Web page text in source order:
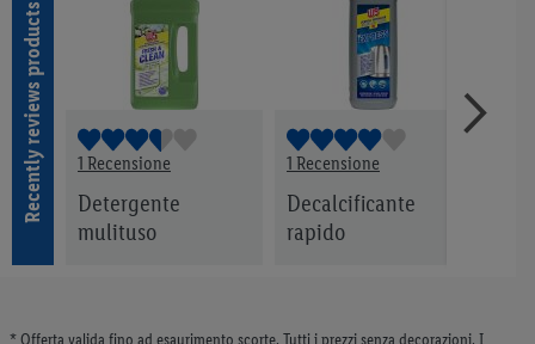
Recently reviews products 1 Recensione
Detergente
mulituso
1 Recensione
Decalcificante
rapido
* Offerta valida fino ad esaurimento scorte. Tutti i prezzi senza decorazioni. I